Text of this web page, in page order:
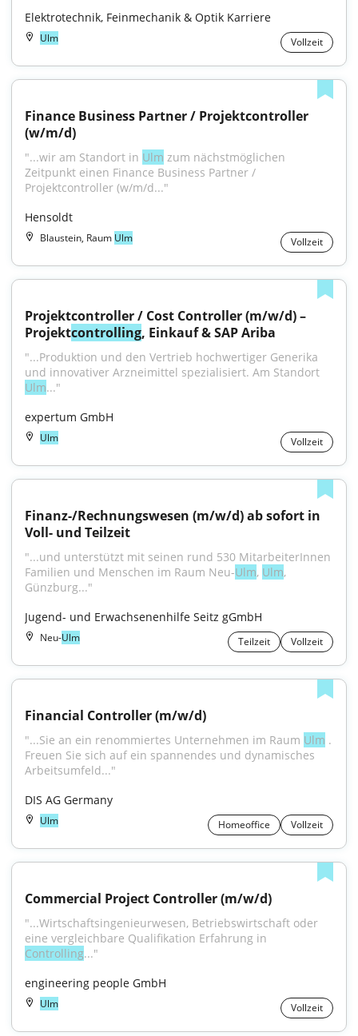
Elektrotechnik, Feinmechanik & Optik Karriere
Ulm Vollzeit
Finance Business Partner / Projektcontroller
(w/m/d)
"...wir am Standort in Ulm zum nächstmöglichen
Zeitpunkt einen Finance Business Partner /
Projektcontroller (w/m/d..."
Hensoldt
Blaustein, Raum Ulm Vollzeit
Projektcontroller / Cost Controller (m/w/d) –
Projektcontrolling, Einkauf & SAP Ariba
"...Produktion und den Vertrieb hochwertiger Generika
Ulm..."
expertum GmbH
Ulm Vollzeit
Finanz-/Rechnungswesen (m/w/d) ab sofort in
Voll- und Teilzeit
"...und unterstützt mit seinen rund 530 MitarbeiterInnen
Familien und Menschen im Raum Neu-Ulm, Ulm,
Günzburg..."
Jugend- und Erwachsenenhilfe Seitz gGmbH
Neu-Ulm Teilzeit Vollzeit
Financial Controller (m/w/d)
"...Sie an ein renommiertes Unternehmen im Raum Ulm .
Freuen Sie sich auf ein spannendes und dynamisches
Arbeitsumfeld..."
DIS AG Germany
Ulm Homeoffice Vollzeit
Commercial Project Controller (m/w/d)
"...Wirtschaftsingenieurwesen, Betriebswirtschaft oder
Controlling..."
engineering people GmbH
Ulm Vollzeit